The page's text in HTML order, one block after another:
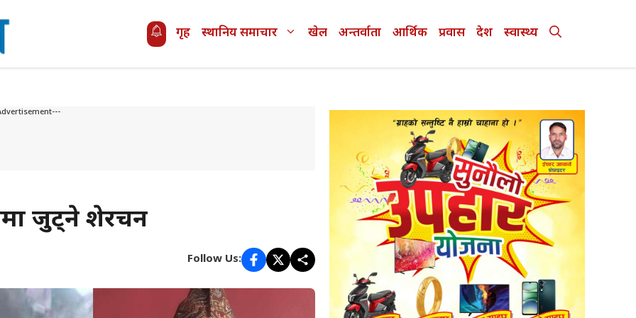
गृह स्थानिय समाचार खेल अन्तर्वाता आर्थिक प्रवास देश स्वास्थ्य
जुट्ने शेरचन
Follow Us: